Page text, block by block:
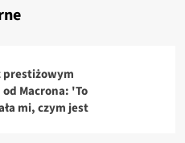
prestiżowym
Macrona: 'To
mi, czym jest